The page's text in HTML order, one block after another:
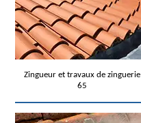
Zingueur et travaux de zinguerie
65